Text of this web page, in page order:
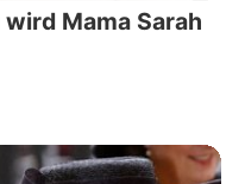
Mama Sarah